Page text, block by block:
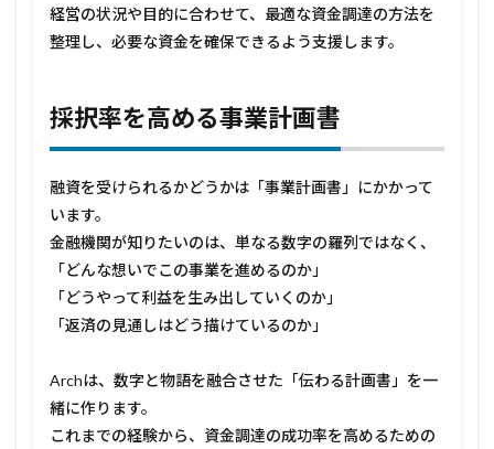
く対
率を
高め
る事
画書
4
金融
機関
やり
取り
ズに
5
📩
経営の状況や目的に合わせて、最適な資金調達の方法を
整理し、必要な資金を確保できるよう支援します。
採択率を高める事業計画書
融資を受けられるかどうかは「事業計画書」にかかって
います。
金融機関が知りたいのは、単なる数字の羅列ではなく、
「どんな想いでこの事業を進めるのか」
「どうやって利益を生み出していくのか」
「返済の見通しはどう描けているのか」
Archは、数字と物語を融合させた「伝わる計画書」を一
緒に作ります。
これまでの経験から、資金調達の成功率を高めるための